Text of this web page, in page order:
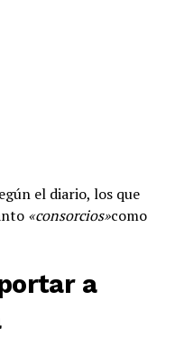
el diario, los que
«consorcios»como
a